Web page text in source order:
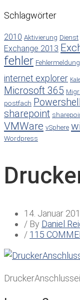
Schlagwörter
2010 Aktivierung Dienst
Exchange 2013
fehler Fehlermeldung
internet explorer
Microsoft 365
postfach Powershell
sharepoint
VMWare vSphere
Wordpress
14. Januar
/ By Daniel
/ 115